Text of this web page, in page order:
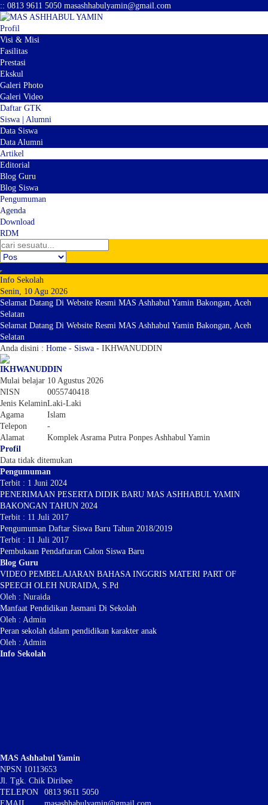
:: 0813 9611 5050 masashhabulyamin@gmail.com
Profil
Visi & Misi
Fasilitas
Prestasi
Ekskul
Galeri Photo
Galeri Video
Daftar GTK
Siswa | Alumni
Data Siswa
Data Alumni
Artikel
Editorial
Blog Guru
Blog Siswa
Pengumuman
Agenda
Download
RDM
Info Sekolah
Senin, 10 Agu 2026
Selamat Datang Di Website Resmi MAS Ashhabul Yamin Bakongan, Aceh
Selatan
Selamat Datang Di Website Resmi MAS Ashhabul Yamin Bakongan, Aceh
Selatan
Anda disini : Home - Siswa - IKHWANUDDIN
IKHWANUDDIN
Mulai belajar 10 Agustus 2026
NISN
0055740418
Jenis KelaminLaki-Laki
Agama
Islam
Telepon
-
Alamat
Komplek Asrama Putra Ponpes Ashhabul Yamin
Profil
Data tidak ditemukan
Pengumuman
Terbit : 1 Juni 2024
PENERIMAAN PESERTA DIDIK BARU MAS ASHHABUL YAMIN
BAKONGAN TAHUN 2024
Terbit : 11 Juli 2017
Pengumuman Daftar Siswa Baru Tahun 2018/2019
Terbit : 11 Juli 2017
Pembukaan Pendaftaran Calon Siswa Baru
Blog Guru
VIDEO PEMBELAJARAN BAHASA INGGRIS MATERI PART OF
SPEECH OLEH NURAIDA, S.Pd
Oleh : Nuraida
Manfaat Pendidikan Jasmani Di Sekolah
Oleh : Admin
Peran sekolah dalam pendidikan karakter anak
Oleh : Admin
Info Sekolah
MAS Ashhabul Yamin
NPSN 10113653
Jl. Tgk. Chik Diribee
TELEPON
0813 9611 5050